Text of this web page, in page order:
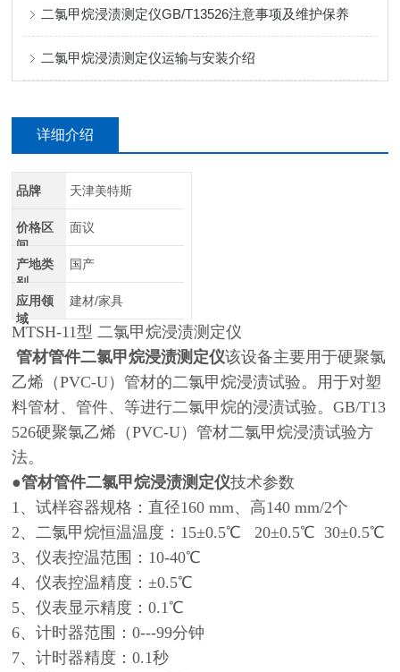
二氯甲烷浸渍测定仪GB/T13526注意事项及维护保养
二氯甲烷浸渍测定仪运输与安装介绍
详细介绍
品牌 天津美特斯
价格区
间
面议
产地类
别
国产
应用领
域
建材/家具
MTSH-11型 二氯甲烷浸渍测定仪
管材管件二氯甲烷浸渍测定仪该设备主要用于硬聚氯
乙烯（PVC-U）管材的二氯甲烷浸渍试验。用于对塑
料管材、管件、等进行二氯甲烷的浸渍试验。GB/T13
526硬聚氯乙烯（PVC-U）管材二氯甲烷浸渍试验方
法。
●管材管件二氯甲烷浸渍测定仪技术参数
1、试样容器规格：直径160 mm、高140 mm/2个
2、二氯甲烷恒温温度：15±0.5℃ 20±0.5℃ 30±0.5℃
3、仪表控温范围：10-40℃
4、仪表控温精度：±0.5℃
5、仪表显示精度：0.1℃
6、计时器范围：0---99分钟
7、计时器精度：0.1秒